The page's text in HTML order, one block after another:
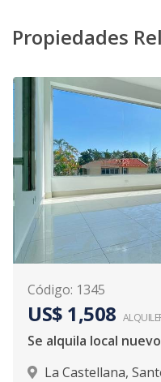
Propiedades
Código: 1345
US$ 1,508
Se alquila local
La Castellana,